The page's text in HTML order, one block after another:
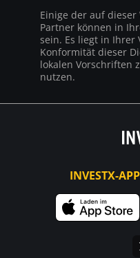
Einige der auf
Partner können in
sein. Es liegt in Ihrer
Konformität dieser
lokalen Vorschriften
nutzen.
INVESTX-